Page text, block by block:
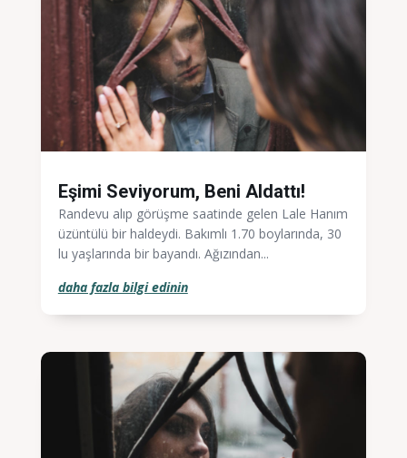
Eşimi Seviyorum, Beni Aldattı!
Randevu alıp görüşme saatinde gelen Lale Hanım
üzüntülü bir haldeydi. Bakımlı 1.70 boylarında, 30
lu yaşlarında bir bayandı. Ağızından...
daha fazla bilgi edinin